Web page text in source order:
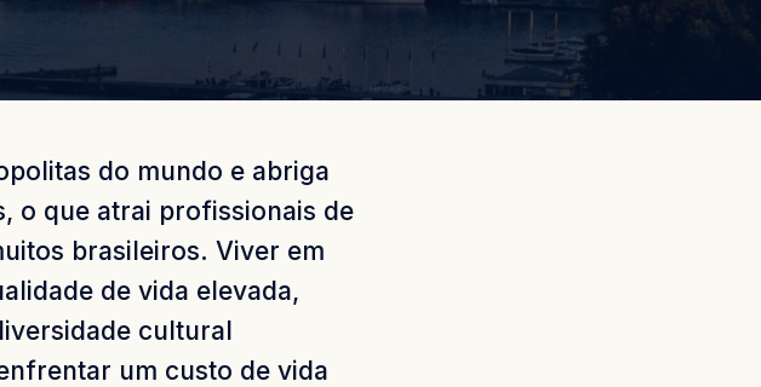
do mundo e abriga
o que atrai profissionais de
brasileiros. Viver em
de vida elevada,
cultural
um custo de vida